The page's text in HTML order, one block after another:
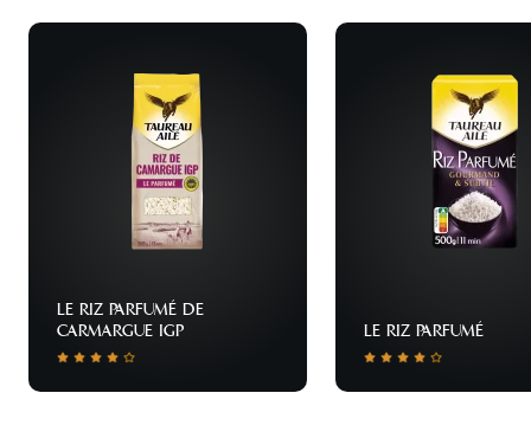
LE RIZ PARFUMÉ DE
CARMARGUE IGP
LE RIZ PARFUMÉ